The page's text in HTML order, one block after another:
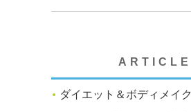
ARTICLE
ダイエット＆ボディメイク